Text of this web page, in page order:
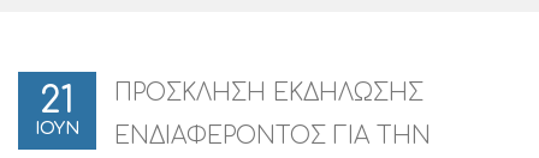
21
ΙΟΥΝ
ΠΡΟΣΚΛΗΣΗ ΕΚΔΗΛΩΣΗΣ
ΕΝΔΙΑΦΕΡΟΝΤΟΣ ΓΙΑ ΤΗΝ